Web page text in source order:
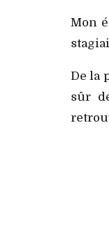
Mon
De la
sûr